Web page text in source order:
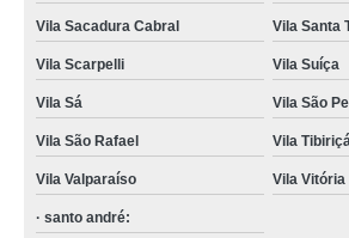
Vila Sacadura Cabral Vila Santa
Vila Scarpelli Vila Suíça
Vila Sá Vila São
Vila São Rafael Vila
Vila Valparaíso Vila Vitória
· santo andré: